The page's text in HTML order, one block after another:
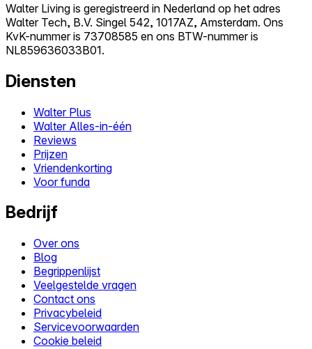
Walter Living is geregistreerd in Nederland op het adres
Walter Tech, B.V. Singel 542, 1017AZ, Amsterdam. Ons
KvK-nummer is 73708585 en ons BTW-nummer is
NL859636033B01.
Diensten
Walter Plus
Walter Alles-in-één
Reviews
Prijzen
Vriendenkorting
Voor funda
Bedrijf
Over ons
Blog
Begrippenlijst
Veelgestelde vragen
Contact ons
Privacybeleid
Servicevoorwaarden
Cookie beleid